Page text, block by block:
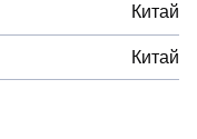
Китай
Китай